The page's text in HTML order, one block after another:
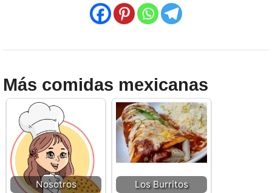
Más comidas mexicanas
Nosotros Los Burritos